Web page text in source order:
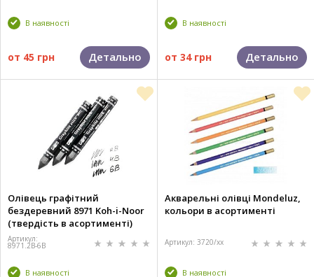
В наявності
от 45 грн Детально
В наявності
от 34 грн Детально
Олівець графітний
бездеревний 8971 Koh-i-Noor
(твердість в асортименті)
Артикул:
8971.2В-6B
В наявності
Акварельні олівці Mondeluz,
кольори в асортименті
Артикул: 3720/хх
В наявності